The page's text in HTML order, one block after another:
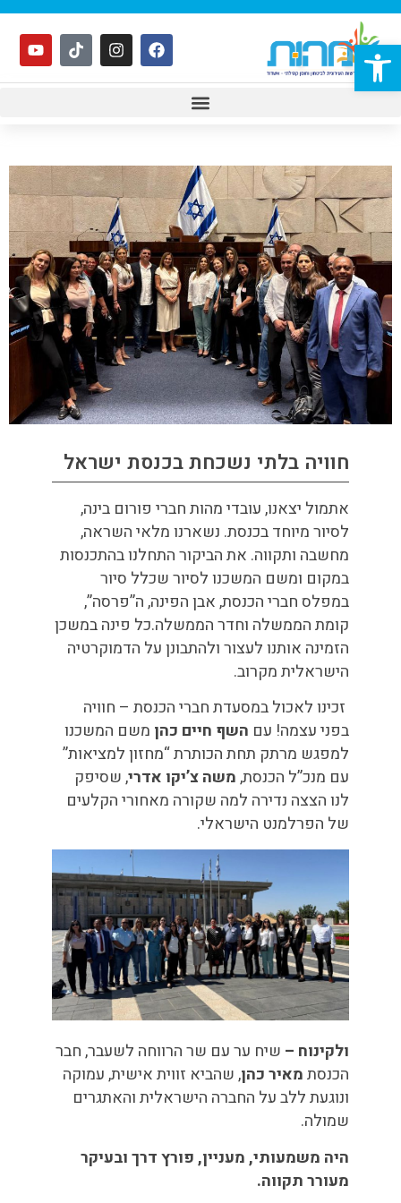
פתח סרגל נגישות
חוויה בלתי נשכחת בכנסת ישראל
אתמול יצאנו, עובדי מהות חברי פורום בינה,
לסיור מיוחד בכנסת. נשארנו מלאי השראה,
מחשבה ותקווה. את הביקור התחלנו בהתכנסות
במקום ומשם המשכנו לסיור שכלל סיור
במפלס חברי הכנסת, אבן הפינה, ה”פרסה”,
קומת הממשלה וחדר הממשלה.כל פינה במשכן
הזמינה אותנו לעצור ולהתבונן על הדמוקרטיה
הישראלית מקרוב.
זכינו לאכול במסעדת חברי הכנסת – חוויה
בפני עצמה! עם השף חיים כהן משם המשכנו
למפגש מרתק תחת הכותרת “מחזון למציאות”
עם מנכ”ל הכנסת,משה צ’יקו אדרי, שסיפק
לנו הצצה נדירה למה שקורה מאחורי הקלעים
של הפרלמנט הישראלי.
ולקינוח – שיח ער עם שר הרווחה לשעבר, חבר
הכנסתמאיר כהן, שהביא זווית אישית, עמוקה
ונוגעת ללב על החברה הישראלית והאתגרים
שמולה.
היה משמעותי, מעניין, פורץ דרך ובעיקר
מעורר תקווה.